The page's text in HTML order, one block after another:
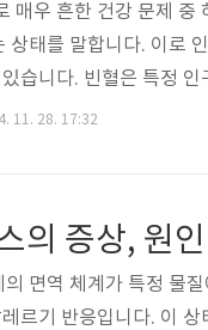
매우 흔한 건강 문제 중
상태를 말합니다. 이로
습니다. 빈혈은 특정
노년층이 빈혈에 더 취
는 빈혈..
11. 28. 17:32
의 증상, 원
면역 체계가 특정 물
르기 반응입니다. 이